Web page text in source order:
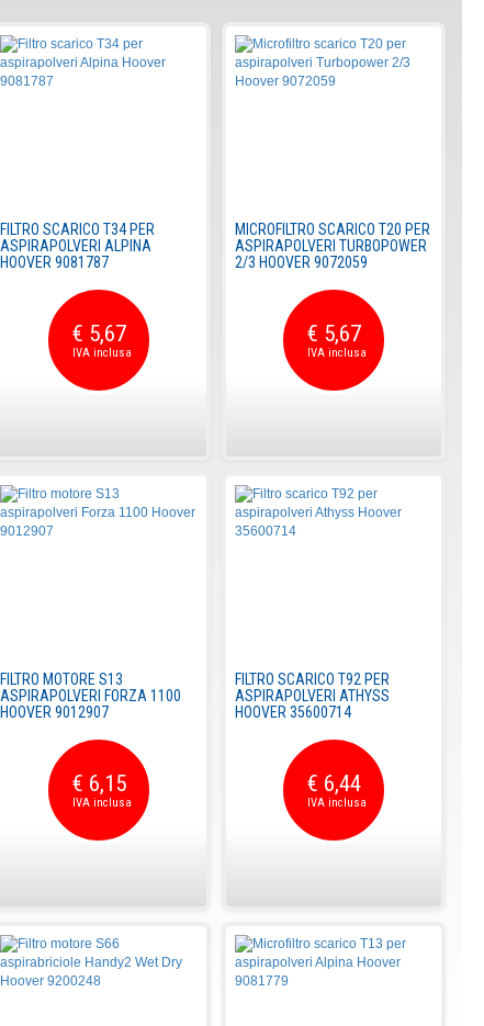
FILTRO SCARICO T34 PER
ASPIRAPOLVERI ALPINA
HOOVER 9081787
€ 5,67
MICROFILTRO SCARICO T20 PER
ASPIRAPOLVERI TURBOPOWER
2/3 HOOVER 9072059
€ 5,67
FILTRO MOTORE S13
ASPIRAPOLVERI FORZA 1100
HOOVER 9012907
€ 6,15
FILTRO SCARICO T92 PER
ASPIRAPOLVERI ATHYSS
HOOVER 35600714
€ 6,44